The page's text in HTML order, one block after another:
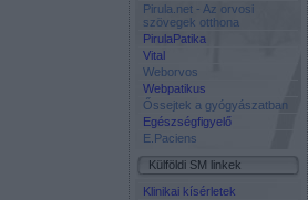
Pirula.net - Az orvosi
szövegek otthona
PirulaPatika
Vital
Weborvos
Webpatikus
Őssejtek a gyógyászatban
Egészségfigyelő
E.Paciens
Külföldi SM linkek
Klinikai kísérletek